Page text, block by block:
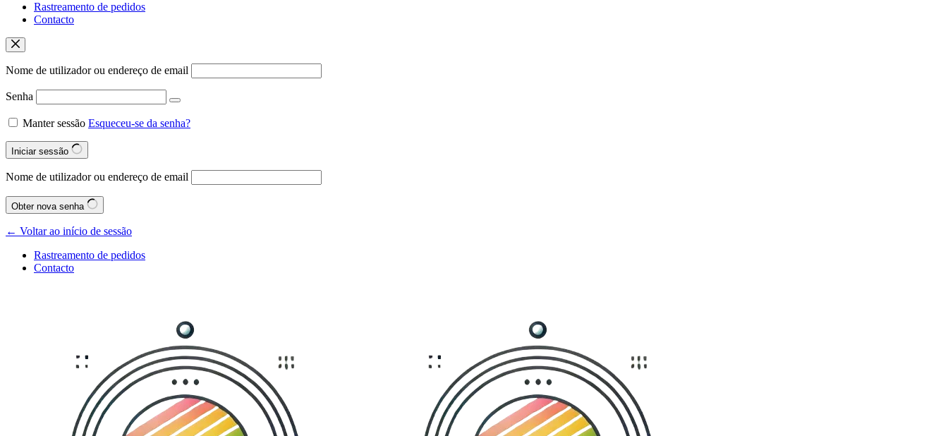
Rastreamento de pedidos
Contacto
Nome de utilizador ou endereço de email
Senha
Manter sessão Esqueceu-se da senha?
Iniciar sessão
Nome de utilizador ou endereço de email
Obter nova senha
← Voltar ao início de sessão
Rastreamento de pedidos
Contacto